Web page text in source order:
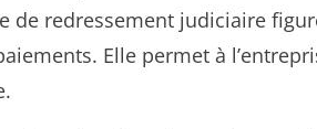
de redressement judiciaire
Elle permet à